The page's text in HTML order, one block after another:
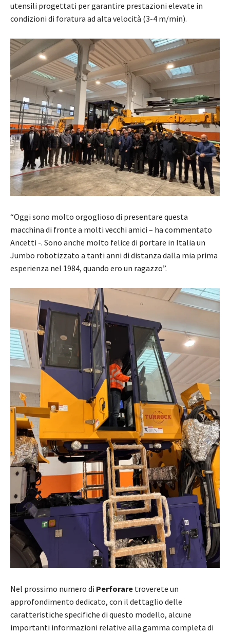
utensili progettati per garantire prestazioni elevate in
condizioni di foratura ad alta velocità (3-4 m/min).
“Oggi sono molto orgoglioso di presentare questa
macchina di fronte a molti vecchi amici – ha commentato
Ancetti -. Sono anche molto felice di portare in Italia un
Jumbo robotizzato a tanti anni di distanza dalla mia prima
esperienza nel 1984, quando ero un ragazzo”.
Nel prossimo numero di Perforare troverete un
approfondimento dedicato, con il dettaglio delle
caratteristiche specifiche di questo modello, alcune
importanti informazioni relative alla gamma completa di